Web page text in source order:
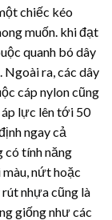
chiếc kéo
muốn. khi đạt
quanh bó dây
ra, các dây
cáp nylon cũng
áp lực lên tới 50
ngay cả
có tính năng
nứt hoặc
rút nhựacũng là
giống như các